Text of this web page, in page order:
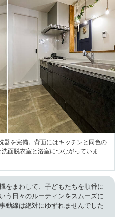
器を完備。背面にはキッチンと同色の
面脱衣室と浴室につながっていま
をまわして、子どもたちを順番に
日々のルーティンをスムーズに
動線は絶対にゆずれませんでした